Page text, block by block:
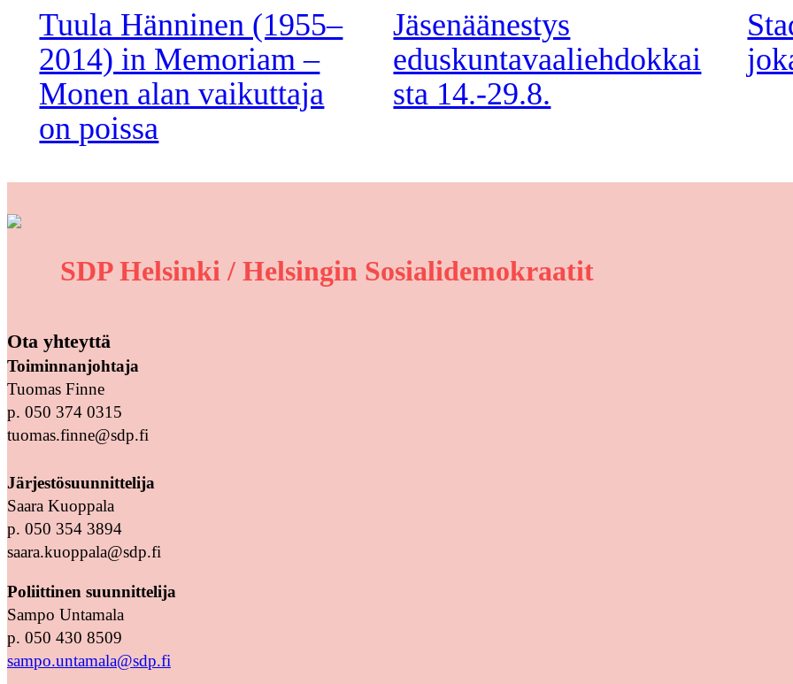
Tuula Hänninen (1955–
2014) in Memoriam –
Monen alan vaikuttaja
on poissa
Jäsenäänestys
eduskuntavaaliehdokkai
sta 14.-29.8.
SDP Helsinki / Helsingin Sosialidemokraatit
Ota yhteyttä
Toiminnanjohtaja
Tuomas Finne
p. 050 374 0315
tuomas.finne@sdp.fi
Järjestösuunnittelija
Saara Kuoppala
p. 050 354 3894
saara.kuoppala@sdp.fi
Poliittinen suunnittelija
Sampo Untamala
p. 050 430 8509
sampo.untamala@sdp.fi